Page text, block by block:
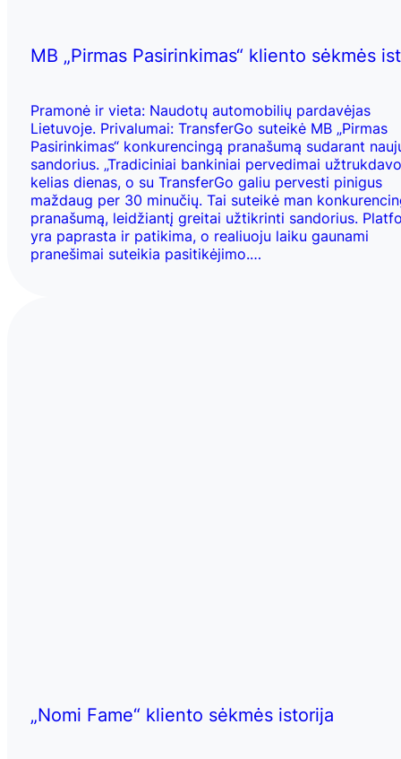
MB „Pirmas Pasirinkimas“ kliento sėkmės
Pramonė ir vieta: Naudotų automobilių pardavėjas
Lietuvoje. Privalumai: TransferGo suteikė MB „Pirmas
Pasirinkimas“ konkurencingą pranašumą sudarant
sandorius. „Tradiciniai bankiniai pervedimai užtrukdavo
kelias dienas, o su TransferGo galiu pervesti pinigus
maždaug per 30 minučių. Tai suteikė man
pranašumą, leidžiantį greitai užtikrinti sandorius.
yra paprasta ir patikima, o realiuoju laiku gaunami
pranešimai suteikia pasitikėjimo.…
„Nomi Fame“ kliento sėkmės istorija